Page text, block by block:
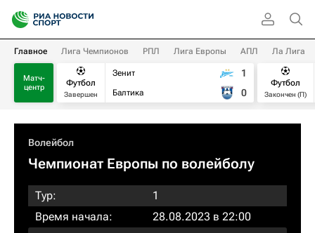
Главное Лига Чемпионов РПЛ Лига Европы АПЛ Ла Лига
Матч-
центр
Футбол
Завершен
Зенит
Балтика
1
0
Футбол
Закончен (П)
Волейбол
Чемпионат Европы по волейболу
Тур:
1
Время начала:
28.08.2023 в 22:00